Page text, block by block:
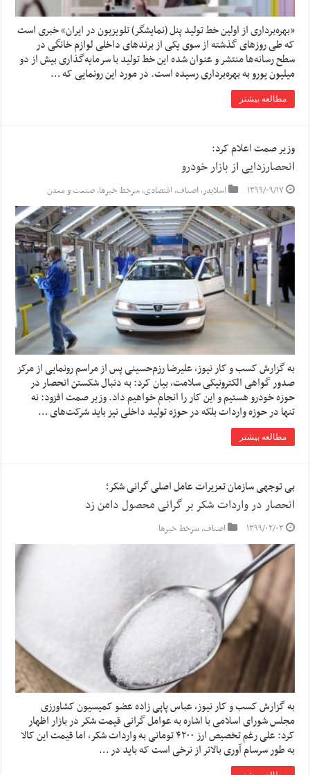
«بهره‌‌‌برداری از اولین خط تولید پنل (نمایشگر) تلویزیون در ایران» خبری است
که طی روزهای گذشته از سوی یکی از برندهای داخلی لوازم خانگی در
سطح رسانه‌‎ها منتشر و عنوان شده این خط تولید با سرمایه‌گذاری بیش از دو
میلیون یورو به بهره‌برداری رسیده است. در مورد این رونمایی که …
مطالعه بیشتر
وزیر صمت اعلام کرد:
انحصارزدایی از بازار خودرو
۱۳۹۹/۰۹/۱۷ اسلایدر,اصناف,اقتصادی,سرخط خبرها,صنعت و معدن
به گزارش کسب و کار نیوز، علیرضا رزم‌حسینی پس از مراسم رونمایی از مرکز
صدور گواهی الکترونیکی سلامت، بیان کرد: به دنبال شکستن انحصار در
حوزه خودرو هستیم و این کار را انجام خواهیم داد. وزیر صمت افزود: نه
تنها در حوزه واردات بلکه در حوزه تولید داخلی نیز باید شرکت‌های …
مطالعه بیشتر
بی توجهی سازمان تعزیرات عامل اصلی گرانی شکر؛
انحصار در واردات شکر بر گرانی محصول دامن زد
۱۳۹۹/۰۲/۰۳ اصناف,سرخط خبرها
به گزارش کسب و کار نیوز، عباس پاپی زاده عضو کمیسیون کشاورزی
مجلس شورای اسلامی با اشاره به عوامل گرانی قیمت شکر در بازار اظهار
کرد: علی رغم تخصیص ارز ۴۲۰۰ تومانی به واردات شکر، اما قیمت این کالا
به طور سرسام آوری بالاتر از نرخی است که باید در …